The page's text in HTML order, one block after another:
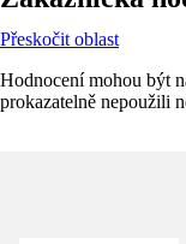
Přeskočit oblast
Hodnocení mohou být
prokazatelně nepoužili